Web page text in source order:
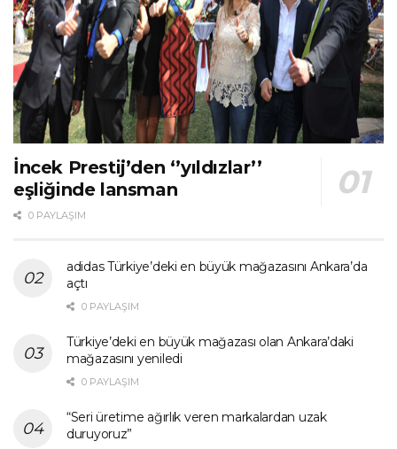
İncek Prestij’den ‘’yıldızlar’’
eşliğinde lansman
0 PAYLAŞIM
adidas Türkiye’deki en büyük mağazasını Ankara’da
açtı
0 PAYLAŞIM
Türkiye’deki en büyük mağazası olan Ankara’daki
mağazasını yeniledi
0 PAYLAŞIM
“Seri üretime ağırlık veren markalardan uzak
duruyoruz”